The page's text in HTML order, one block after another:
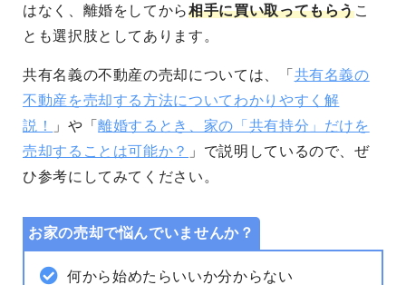
はなく、離婚をしてから相手に買い取ってもらうこ
とも選択肢としてあります。
共有名義の不動産の売却については、「 共有名義の
不動産を売却する方法についてわかりやすく解
説！
」や「離婚するとき、家の「共有持分」だけを
売却することは可能か？ 」で説明しているので、ぜ
ひ参考にしてみてください。
お家の売却で悩んでいませんか？
何から始めたらいいか分からない